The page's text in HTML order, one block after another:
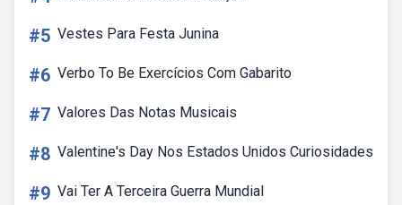
#5 Vestes Para Festa Junina
#6 Verbo To Be Exercícios Com Gabarito
#7 Valores Das Notas Musicais
#8 Valentine's Day Nos Estados Unidos Curiosidades
#9 Vai Ter A Terceira Guerra Mundial